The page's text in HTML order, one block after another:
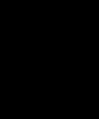
сайта удобен для
вернусь снова.